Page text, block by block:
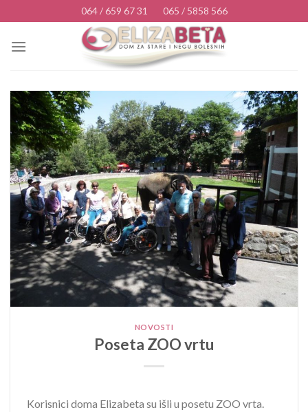
to
content
064 / 659 67 31 065 / 5858 566
NOVOSTI
Poseta ZOO vrtu
Korisnici doma Elizabeta su išli u posetu ZOO vrta.